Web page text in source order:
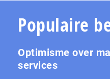
Populaire
Optimisme over
services